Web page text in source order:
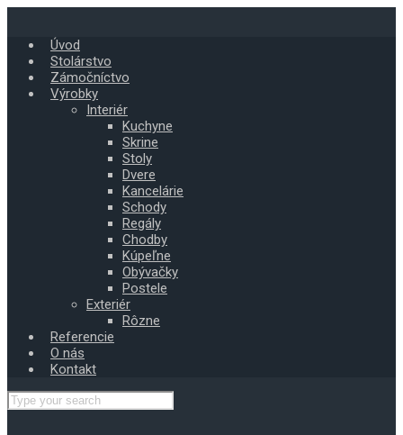
main
content
Úvod
Stolárstvo
Zámočníctvo
Výrobky
Interiér
Kuchyne
Skrine
Stoly
Dvere
Kancelárie
Schody
Regály
Chodby
Kúpeľne
Obývačky
Postele
Exteriér
Rôzne
Referencie
O nás
Kontakt